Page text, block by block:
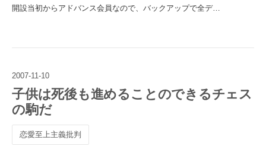
開設当初からアドバンス会員なので、バックアップで全デ…
2007-11-10
子供は死後も進めることのできるチェス
の駒だ
恋愛至上主義批判